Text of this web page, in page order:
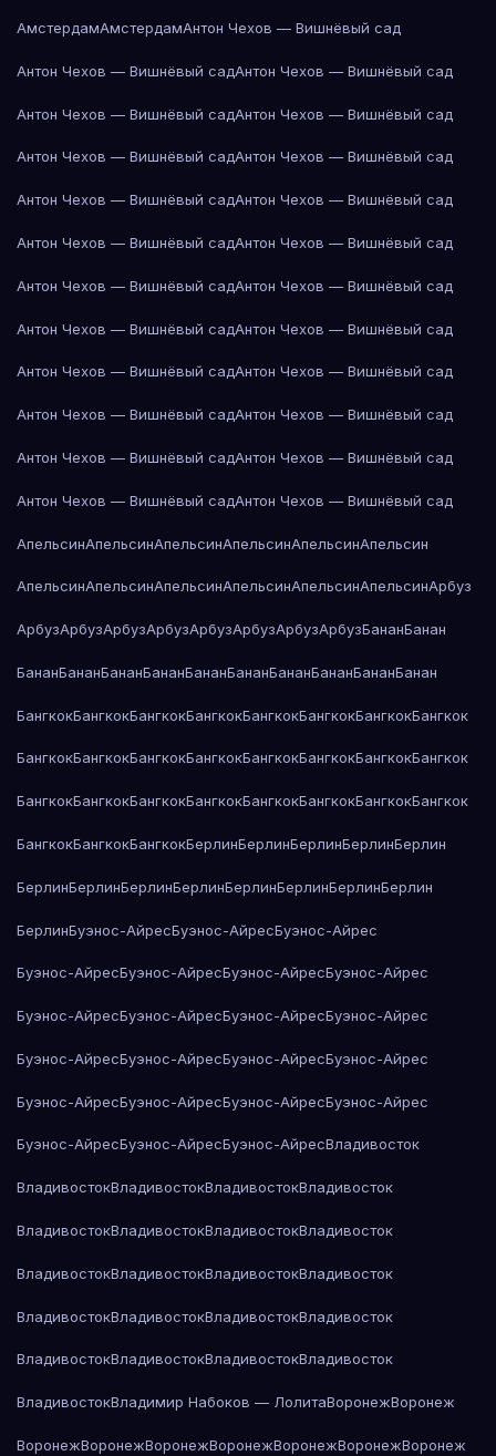
АмстердамАмстердамАнтон Чехов — Вишнёвый сад
Антон Чехов — Вишнёвый садАнтон Чехов — Вишнёвый сад
Антон Чехов — Вишнёвый садАнтон Чехов — Вишнёвый сад
Антон Чехов — Вишнёвый садАнтон Чехов — Вишнёвый сад
Антон Чехов — Вишнёвый садАнтон Чехов — Вишнёвый сад
Антон Чехов — Вишнёвый садАнтон Чехов — Вишнёвый сад
Антон Чехов — Вишнёвый садАнтон Чехов — Вишнёвый сад
Антон Чехов — Вишнёвый садАнтон Чехов — Вишнёвый сад
Антон Чехов — Вишнёвый садАнтон Чехов — Вишнёвый сад
Антон Чехов — Вишнёвый садАнтон Чехов — Вишнёвый сад
Антон Чехов — Вишнёвый садАнтон Чехов — Вишнёвый сад
Антон Чехов — Вишнёвый садАнтон Чехов — Вишнёвый сад
АпельсинАпельсинАпельсинАпельсинАпельсинАпельсин
АпельсинАпельсинАпельсинАпельсинАпельсинАпельсинАрбуз
АрбузАрбузАрбузАрбузАрбузАрбузАрбузАрбузБананБанан
БананБананБананБананБананБананБананБананБананБанан
БангкокБангкокБангкокБангкокБангкокБангкокБангкокБангкок
БангкокБангкокБангкокБангкокБангкокБангкокБангкокБангкок
БангкокБангкокБангкокБангкокБангкокБангкокБангкокБангкок
БангкокБангкокБангкокБерлинБерлинБерлинБерлинБерлин
БерлинБерлинБерлинБерлинБерлинБерлинБерлинБерлин
БерлинБуэнос-АйресБуэнос-АйресБуэнос-Айрес
Буэнос-АйресБуэнос-АйресБуэнос-АйресБуэнос-Айрес
Буэнос-АйресБуэнос-АйресБуэнос-АйресБуэнос-Айрес
Буэнос-АйресБуэнос-АйресБуэнос-АйресБуэнос-Айрес
Буэнос-АйресБуэнос-АйресБуэнос-АйресБуэнос-Айрес
Буэнос-АйресБуэнос-АйресБуэнос-АйресВладивосток
ВладивостокВладивостокВладивостокВладивосток
ВладивостокВладивостокВладивостокВладивосток
ВладивостокВладивостокВладивостокВладивосток
ВладивостокВладивостокВладивостокВладивосток
ВладивостокВладивостокВладивостокВладивосток
ВладивостокВладимир Набоков — ЛолитаВоронежВоронеж
ВоронежВоронежВоронежВоронежВоронежВоронежВоронеж